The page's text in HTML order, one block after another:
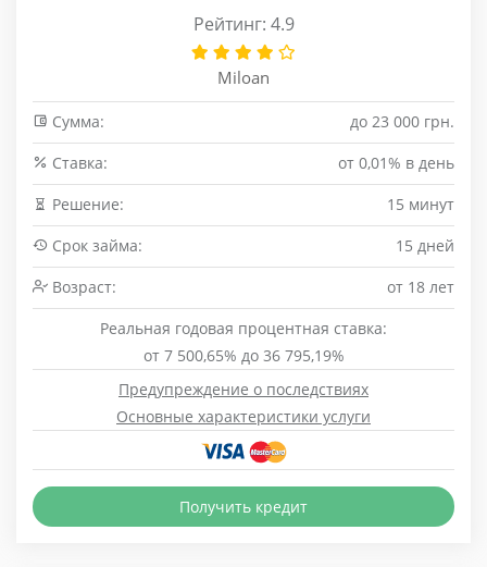
Рейтинг: 4.9
Miloan
Сумма:
до 23 000 грн.
Cтавка:
от 0,01% в день
Решение:
15 минут
Срок займа:
15 дней
Возраст:
от 18 лет
Реальная годовая процентная ставка:
от 7 500,65% до 36 795,19%
Предупреждение о последствиях
Основные характеристики услуги
Получить кредит